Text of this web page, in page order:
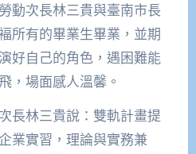
動次長林三貴與臺南市長
所有的畢業生畢業，並期
好自己的角色，遇困難能
，場面感人溫馨。
長林三貴說：雙軌計畫提
業實習，理論與實務兼